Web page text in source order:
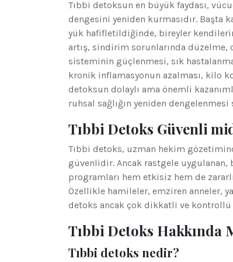
Tıbbi detoksun en büyük faydası,
dengesini yeniden kurmasıdır. Başta
yük hafifletildiğinde, bireyler
artış, sindirim sorunlarında düzelme,
sisteminin güçlenmesi, sık
kronik inflamasyonun azalması, kilo
detoksun dolaylı ama önemli
ruhsal sağlığın yeniden
Tıbbi Detoks Güvenli
Tıbbi detoks, uzman hekim
güvenlidir. Ancak rastgele uygulanan,
programları hem etkisiz hem de
Özellikle hamileler, emziren anneler,
detoks ancak çok dikkatli ve kontrollü
Tıbbi Detoks Hakkında
Tıbbi detoks nedir?